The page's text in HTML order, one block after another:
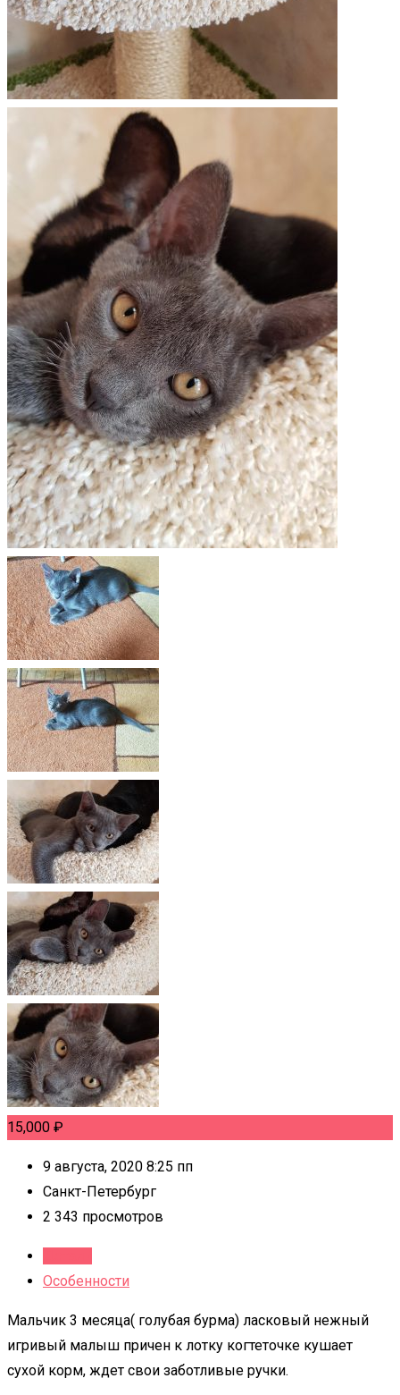
15,000 ₽
9 августа, 2020 8:25 пп
Санкт-Петербург
2 343 просмотров
Особенности
Мальчик 3 месяца( голубая бурма) ласковый нежный
игривый малыш причен к лотку когтеточке кушает
сухой корм, ждет свои заботливые ручки.